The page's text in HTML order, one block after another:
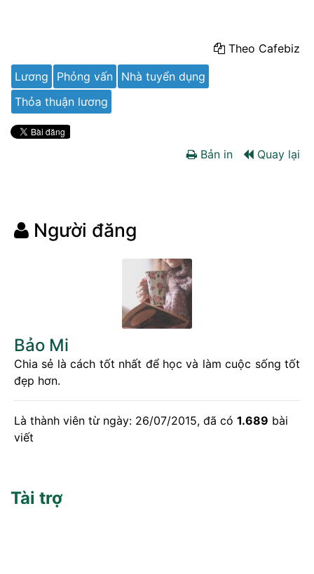
Theo Cafebiz
Lương
Phỏng vấn
Nhà tuyển dụng
Thỏa thuận lương
Bản in Quay lại
Người đăng
Bảo Mi
Chia sẻ là cách tốt nhất để học và làm cuộc sống tốt
đẹp hơn.
Là thành viên từ ngày: 26/07/2015, đã có 1.689 bài
viết
Tài trợ